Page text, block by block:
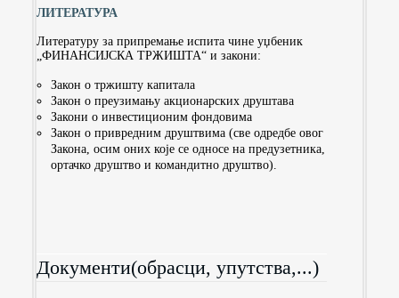
ЛИТЕРАТУРА
Литературу за припремање испита чине уџбеник
„ФИНАНСИЈСКА ТРЖИШТА“ и закони:
Закон о тржишту капитала
Закон о преузимању акционарских друштава
Закони о инвестиционим фондовима
Закон о привредним друштвима (све одредбе овог
Закона, осим оних које се односе на предузетника,
ортачко друштво и командитно друштво).
Документи(обрасци, упутства,...)